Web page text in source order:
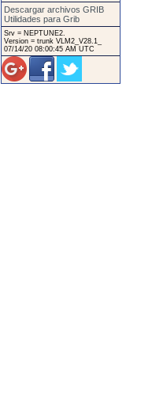
Descargar archivos GRIB
Utilidades para Grib
Srv = NEPTUNE2.
Version = trunk VLM2_V28.1_
07/14/20 08:00:45 AM UTC